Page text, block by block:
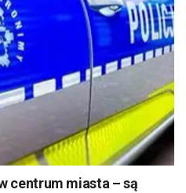
centrum miasta – są